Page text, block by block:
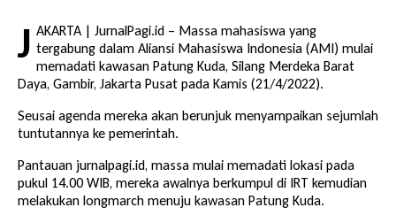
J AKARTA | JurnalPagi.id – Massa mahasiswa yang
tergabung dalam Aliansi Mahasiswa Indonesia (AMI) mulai
memadati kawasan Patung Kuda, Silang Merdeka Barat
Daya, Gambir, Jakarta Pusat pada Kamis (21/4/2022).
Seusai agenda mereka akan berunjuk menyampaikan sejumlah
tuntutannya ke pemerintah.
Pantauan jurnalpagi.id, massa mulai memadati lokasi pada
pukul 14.00 WIB, mereka awalnya berkumpul di IRT kemudian
melakukan longmarch menuju kawasan Patung Kuda.